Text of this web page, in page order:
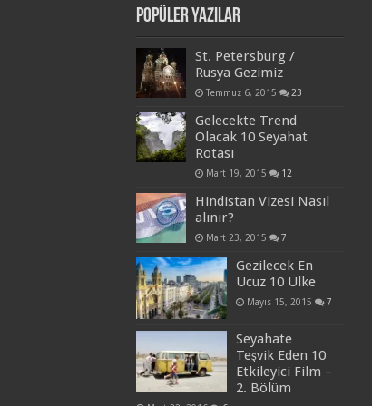
Popüler Yazılar
St. Petersburg /
Rusya Gezimiz
Temmuz 6, 2015 23
Gelecekte Trend
Olacak 10 Seyahat
Rotası
Mart 19, 2015 12
Hindistan Vizesi Nasıl
alınır?
Mart 23, 2015 7
Gezilecek En
Ucuz 10 Ülke
Mayıs 15, 2015 7
Seyahate
Teşvik Eden 10
Etkileyici Film –
2. Bölüm